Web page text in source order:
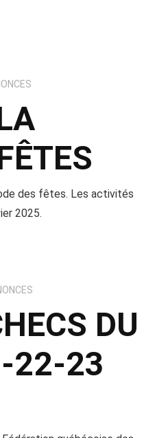
des fêtes. Les activités
2025.
DU
22-23